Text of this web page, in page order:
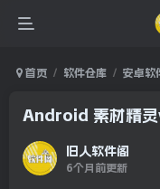
首页 软件仓库 安卓软
Android 素材精
旧人软件阁
6个月前更新